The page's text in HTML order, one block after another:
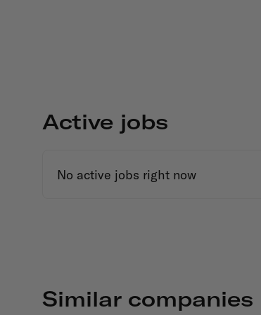
Active jobs
No active jobs right now
Similar companies